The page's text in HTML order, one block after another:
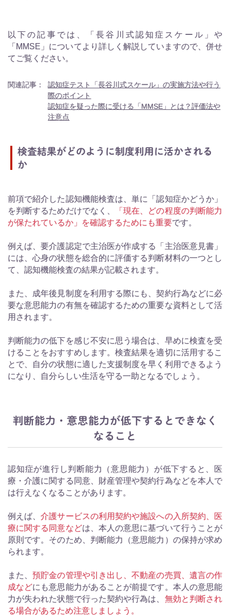
以下の記事では、「長谷川式認知症スケール」や
「MMSE」についてより詳しく解説していますので、併せ
てご覧ください。
関連記事： 認知症テスト「長谷川式スケール」の実施方法や行う
際のポイント
認知症を疑った際に受ける「MMSE」とは？評価法や
注意点
検査結果がどのように制度利用に活かされる
か
前項で紹介した認知機能検査は、単に「認知症かどうか」
を判断するためだけでなく、
「現在、どの程度の判断能力
が保たれているか」を確認するためにも重要です。
例えば、要介護認定で主治医が作成する「主治医意見書」
には、心身の状態を総合的に評価する判断材料の一つとし
て、認知機能検査の結果が記載されます。
また、成年後見制度を利用する際にも、契約行為などに必
要な意思能力の有無を確認するための重要な資料として活
用されます。
判断能力の低下を感じ不安に思う場合は、早めに検査を受
けることをおすすめします。検査結果を適切に活用するこ
とで、自分の状態に適した支援制度を早く利用できるよう
になり、自分らしい生活を守る一助となるでしょう。
判断能力・意思能力が低下するとできなく
なること
認知症が進行し判断能力（意思能力）が低下すると、医
療・介護に関する同意、財産管理や契約行為などを本人で
は行えなくなることがあります。
例えば、介護サービスの利用契約や施設への入所契約、医
療に関する同意などは、本人の意思に基づいて行うことが
原則です。そのため、判断能力（意思能力）の保持が求め
られます。
また、預貯金の管理や引き出し、不動産の売買、遺言の作
成などにも意思能力があることが前提です。本人の意思能
力が失われた状態で行った契約や行為は、 無効と判断され
る場合があるため注意しましょう。